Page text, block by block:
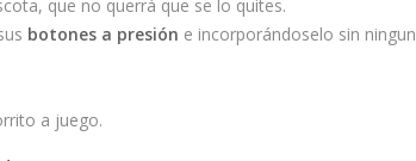
que no querrá que se lo quites.
botones a presión e incorporándoselo sin
a juego.